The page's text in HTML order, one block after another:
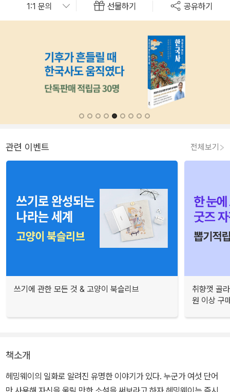
선물하기 공유하기
관련 이벤트 전체보기
쓰기에 관한 모든 것 & 고양이 북슬리브
취향껏 골
원 이상 구
책소개
헤밍웨이의 일화로 알려진 유명한 이야기가 있다. 누군가 여섯 단어